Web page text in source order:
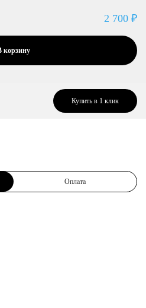
2 700 ₽
корзину
Купить в 1 клик
Оплата